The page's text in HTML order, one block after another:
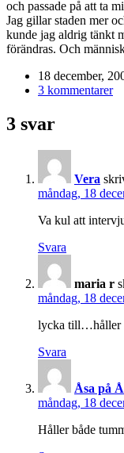
och passade på att ta
Jag gillar staden mer
kunde jag aldrig tänkt
förändras. Och
18 december,
3 kommentarer
3 svar
Vera
måndag, 18
Va kul att
Svara
maria r
måndag, 18
lycka till…håller
Svara
Åsa på
måndag, 18
Håller både